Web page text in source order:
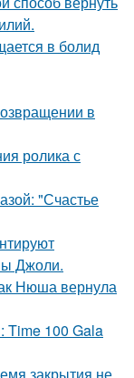
в болид
в
ролика с
"Счастье
Джоли.
Нюша вернула
Time 100 Gala